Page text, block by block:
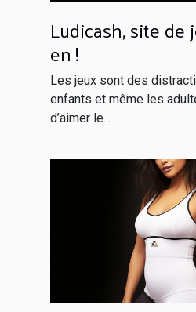
Ludicash, site de
en !
Les jeux sont des
enfants et même les
d’aimer le...